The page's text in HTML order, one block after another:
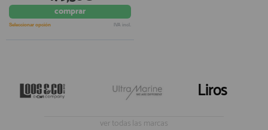
AFILIADOS
910 60 71 03
registro profesional
comprar
Seleccionar opción IVA incl.
Liros
ver todas las marcas